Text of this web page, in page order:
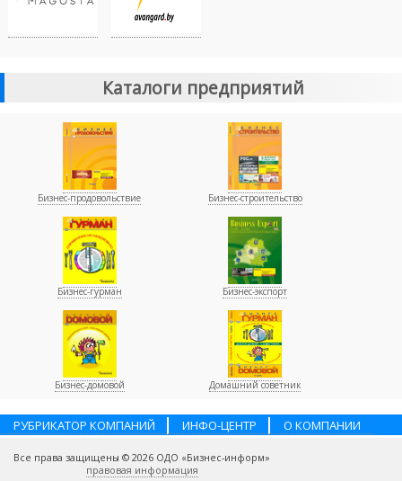
Каталоги предприятий
Бизнес-продовольствие Бизнес-строительство
Бизнес-гурман Бизнес-экспорт
Бизнес-домовой Домашний советник
РУБРИКАТОР КОМПАНИЙ ИНФО-ЦЕНТР
О КОМПАНИИ
Все права защищены © 2026 ОДО «Бизнес-информ»
правовая информация